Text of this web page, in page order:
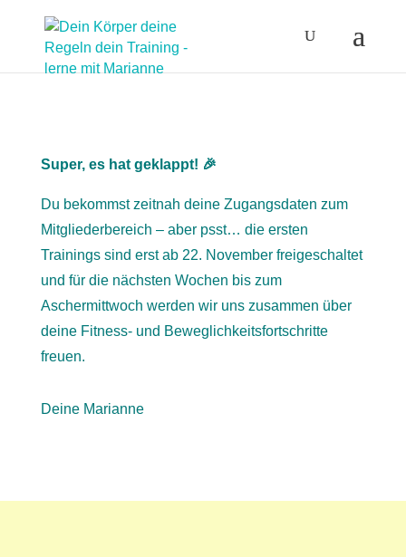
Super, es hat geklappt! 🎉
Du bekommst zeitnah deine Zugangsdaten zum
Mitgliederbereich – aber psst… die ersten
Trainings sind erst ab 22. November freigeschaltet
und für die nächsten Wochen bis zum
Aschermittwoch werden wir uns zusammen über
deine Fitness- und Beweglichkeitsfortschritte
freuen.
Deine Marianne